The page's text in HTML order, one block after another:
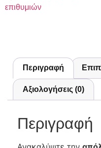
επιθυμιών
Περιγραφή
Αξιολογήσεις (0)
Περιγραφή